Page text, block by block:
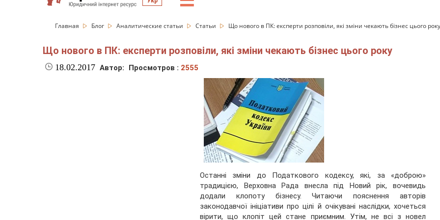
Главная Блог Аналитические статьи Статьи Що нового в ПК: експерти розповіли, які зміни чекають бізнес цього року
Що нового в ПК: експерти розповіли, які зміни чекають бізнес цього року
18.02.2017 Автор: Просмотров : 2555
Останні зміни до Податкового кодексу, які, за «доброю»
традицією, Верховна Рада внесла під Новий рік, вочевидь
додали клопоту бізнесу. Читаючи пояснення авторів
законодавчої ініціативи про цілі й очікувані наслідки, хочеться
вірити, що клопіт цей стане приємним. Утім, не всі з новел